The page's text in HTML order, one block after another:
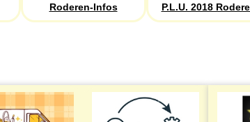
Roderen-Infos P.L.U. 2018